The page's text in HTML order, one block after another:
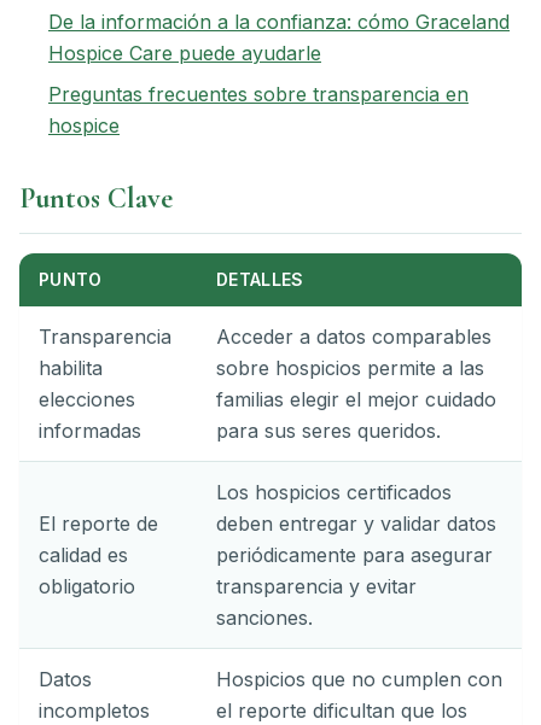
De la información a la confianza: cómo Graceland
Hospice Care puede ayudarle
Preguntas frecuentes sobre transparencia en
hospice
Puntos Clave
PUNTO DETALLES
Transparencia
habilita
elecciones
informadas
Acceder a datos comparables
sobre hospicios permite a las
familias elegir el mejor cuidado
para sus seres queridos.
El reporte de
calidad es
obligatorio
Los hospicios certificados
deben entregar y validar datos
periódicamente para asegurar
transparencia y evitar
sanciones.
Datos
incompletos
Hospicios que no cumplen con
el reporte dificultan que los